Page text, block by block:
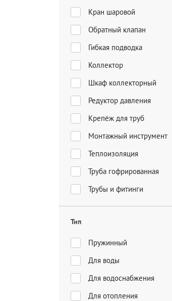
Кран шаровой
Обратный клапан
Гибкая подводка
Коллектор
Шкаф коллекторный
Редуктор давления
Крепёж для труб
Монтажный инструмент
Теплоизоляция
Труба гофрированная
Трубы и фитинги
Тип
Пружинный
Для воды
Для водоснабжения
Для отопления